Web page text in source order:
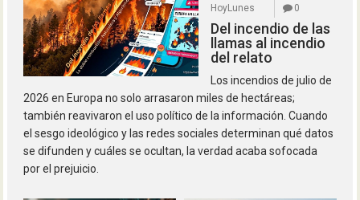
HoyLunes
0
Del incendio de las
llamas al incendio
del relato
Los incendios de julio de
2026 en Europa no solo arrasaron miles de hectáreas;
también reavivaron el uso político de la información. Cuando
el sesgo ideológico y las redes sociales determinan qué datos
se difunden y cuáles se ocultan, la verdad acaba sofocada
por el prejuicio.